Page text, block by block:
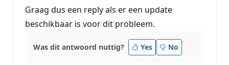
Graag dus een reply als er een update
beschikbaar is voor dit probleem.
Was dit antwoord nuttig? Yes No